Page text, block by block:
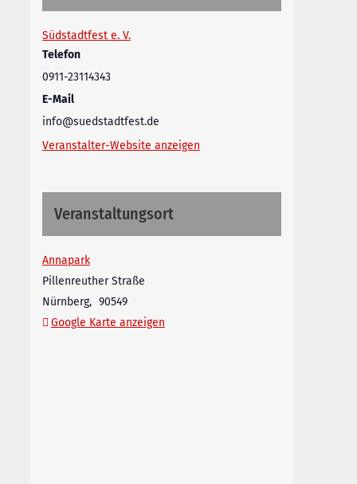
Südstadtfest e. V.
Telefon
0911-23114343
E-Mail
info@suedstadtfest.de
Veranstalter-Website anzeigen
Veranstaltungsort
Annapark
Pillenreuther Straße
Nürnberg, 90549
Google Karte anzeigen